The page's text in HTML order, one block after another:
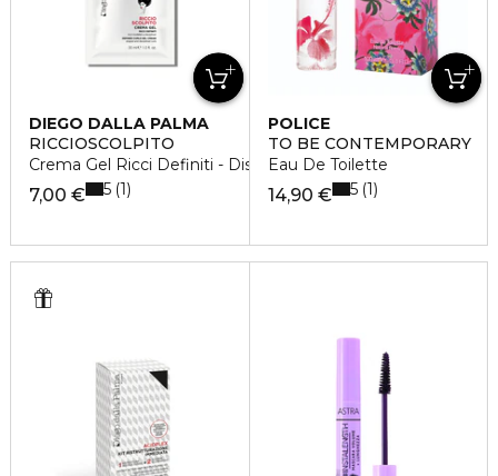
DIEGO DALLA PALMA
RICCIOSCOLPITO
Crema Gel Ricci Definiti - Discovery Size
7,00 € 5 1
POLICE
TO BE CONTEMPORARY
Eau De Toilette
14,90 € 5 1